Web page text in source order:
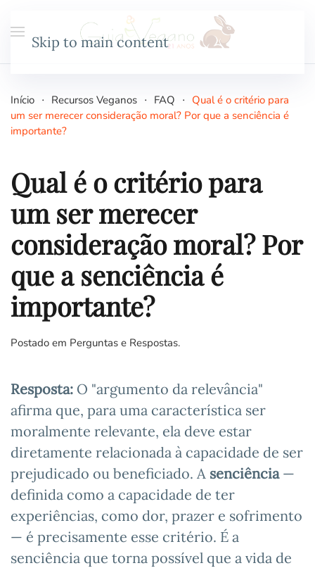
Skip to main content
Início Recursos Veganos FAQ
Qual é o critério para
um ser merecer consideração moral? Por que a senciência é
importante?
Qual é o critério para
um ser merecer
consideração moral? Por
que a senciência é
importante?
Postado em Perguntas e Respostas.
Resposta: O "argumento da relevância"
afirma que, para uma característica ser
moralmente relevante, ela deve estar
diretamente relacionada à capacidade de ser
prejudicado ou beneficiado. A senciência—
definida como a capacidade de ter
experiências, como dor, prazer e sofrimento
— é precisamente esse critério. É a
senciência que torna possível que a vida de